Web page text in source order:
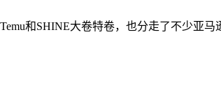
和SHINE大卷特卷，也分走了不少亚